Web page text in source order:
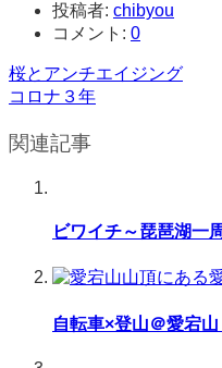
投稿者: chibyou
コメント: 0
桜とアンチエイジング
コロナ３年
関連記事
ビワイチ～琵琶湖一
自転車×登山＠愛宕